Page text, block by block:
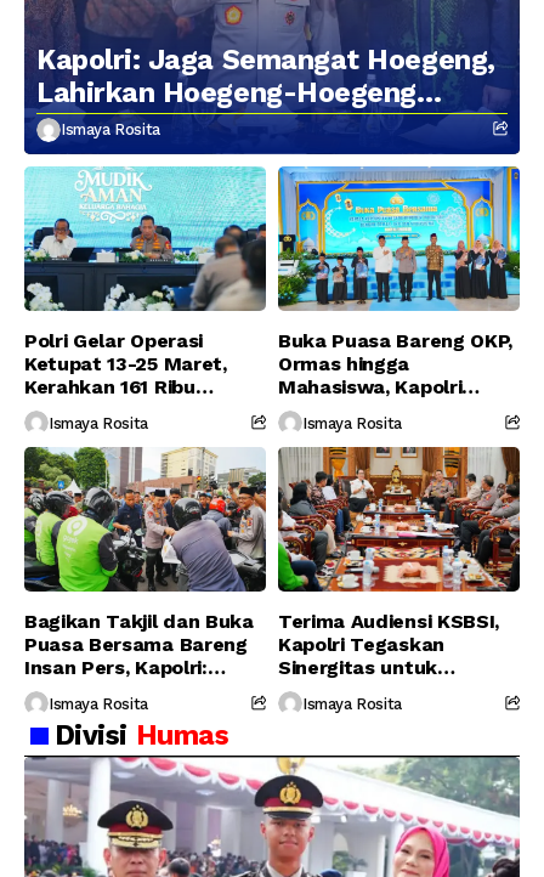
Kapolri: Jaga Semangat Hoegeng,
Lahirkan Hoegeng-Hoegeng
Berikutnya
Ismaya Rosita
Polri Gelar Operasi
Ketupat 13-25 Maret,
Kerahkan 161 Ribu
Personel Gabungan
Ismaya Rosita
Buka Puasa Bareng OKP,
Ormas hingga
Mahasiswa, Kapolri
Serukan Jaga
Persatuan-Dukung
Program Pemerintah
Ismaya Rosita
Bagikan Takjil dan Buka
Puasa Bersama Bareng
Insan Pers, Kapolri:
Suara Media Suara
Publik
Ismaya Rosita
Terima Audiensi KSBSI,
Kapolri Tegaskan
Sinergitas untuk
Perjuangkan Hak Buruh
Ismaya Rosita
Divisi Humas